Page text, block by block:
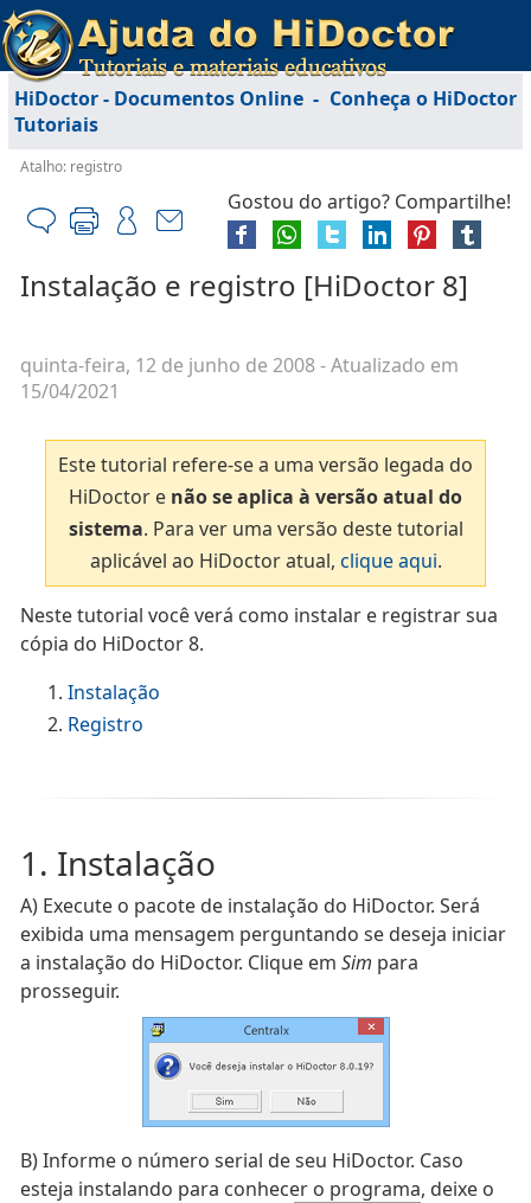
Conheça o HiDoctor
HiDoctor - Documentos Online -
Tutoriais
Atalho: registro
Gostou do artigo? Compartilhe!
Instalação e registro [HiDoctor 8]
quinta-feira, 12 de junho de 2008- Atualizado em
15/04/2021
Este tutorial refere-se a uma versão legada do
HiDoctor e não se aplica à versão atual do
sistema. Para ver uma versão deste tutorial
aplicável ao HiDoctor atual, clique aqui.
Neste tutorial você verá como instalar e registrar sua
cópia do HiDoctor 8.
Instalação
Registro
1. Instalação
A) Execute o pacote de instalação do HiDoctor. Será
exibida uma mensagem perguntando se deseja iniciar
a instalação do HiDoctor. Clique em Sim para
prosseguir.
B)Informe o número serial de seu HiDoctor. Caso
esteja instalando para conhecer o programa, deixe o